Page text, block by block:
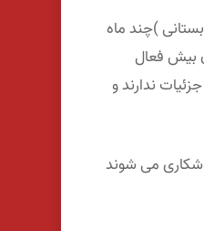
از ۲-۳ سالگی ( سنین پیش دبستانی )چند ماه
بیش فعال
ندارند و
می شوند